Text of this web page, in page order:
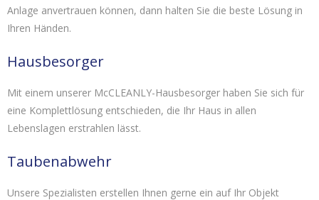
Anlage anvertrauen können, dann halten Sie die beste Lösung in
Ihren Händen.
Hausbesorger
Mit einem unserer McCLEANLY-Hausbesorger haben Sie sich für
eine Komplettlösung entschieden, die Ihr Haus in allen
Lebenslagen erstrahlen lässt.
Taubenabwehr
Unsere Spezialisten erstellen Ihnen gerne ein auf Ihr Objekt